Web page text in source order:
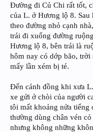
Đường đi Củ Chi rất tốt,
của L. ở Hương lộ 8.
theo đường nhỏ cạnh
trái đi xuống đường
Hương lộ 8, bên trái là
hôm nay có dớp bão,
mấy lần xém bị té.
Đến cánh đồng khi xưa
xe gửi ở chòi của người
tôi mất khoảng nửa tiếng
thường dùng chân vén
nhưng không những